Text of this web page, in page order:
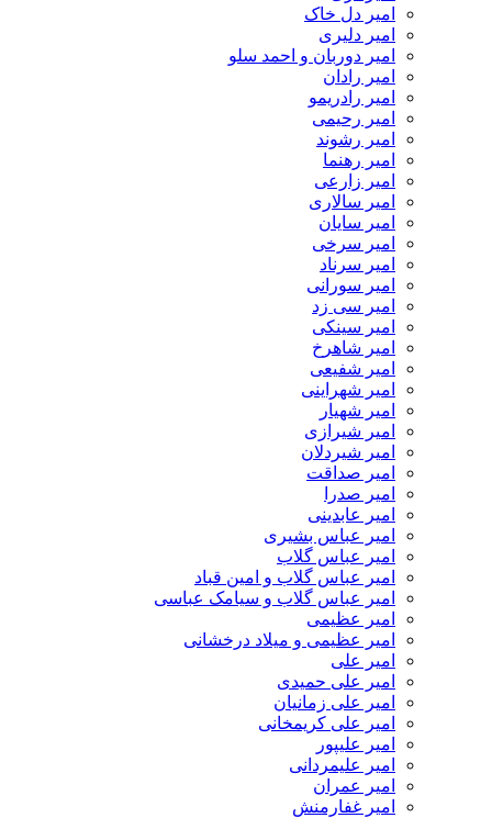
امیر دل خاک
امیر دلیری
امیر دوربان و احمد سلو
امیر رادان
امیر رادریمو
امیر رحیمی
امیر رشوند
امیر رهنما
امیر زارعی
امیر سالاری
امیر سایان
امیر سرخی
امیر سرناد
امیر سورانی
امیر سی زد
امیر سینکی
امیر شاهرخ
امیر شفیعی
امیر شهراینی
امیر شهیار
امیر شیرازی
امیر شیردلان
امیر صداقت
امیر صدرا
امیر عابدینی
امیر عباس بشیری
امیر عباس گلاب
امیر عباس گلاب و امین قباد
امیر عباس گلاب و سیامک عباسی
امیر عظیمی
امیر عظیمی و میلاد درخشانی
امیر علی
امیر علی حمیدی
امیر علی زمانیان
امیر علی کریمخانی
امیر علیپور
امیر علیمردانی
امیر عمران
امیر غفارمنش